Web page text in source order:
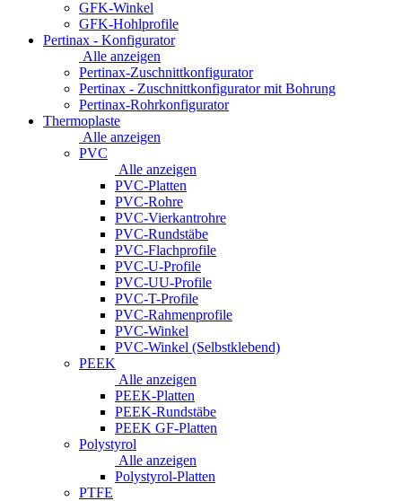
GFK-Winkel
GFK-Hohlprofile
Pertinax - Konfigurator
Alle anzeigen
Pertinax-Zuschnittkonfigurator
Pertinax - Zuschnittkonfigurator mit Bohrung
Pertinax-Rohrkonfigurator
Thermoplaste
Alle anzeigen
PVC
Alle anzeigen
PVC-Platten
PVC-Rohre
PVC-Vierkantrohre
PVC-Rundstäbe
PVC-Flachprofile
PVC-U-Profile
PVC-UU-Profile
PVC-T-Profile
PVC-Rahmenprofile
PVC-Winkel
PVC-Winkel (Selbstklebend)
PEEK
Alle anzeigen
PEEK-Platten
PEEK-Rundstäbe
PEEK GF-Platten
Polystyrol
Alle anzeigen
Polystyrol-Platten
PTFE